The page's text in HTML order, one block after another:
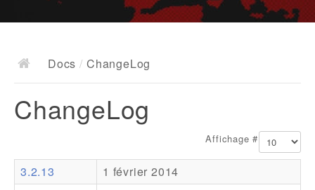
Docs
Documentation
Ressources
Docs / ChangeLog
ChangeLog
Affichage #
3.2.13
1 février 2014